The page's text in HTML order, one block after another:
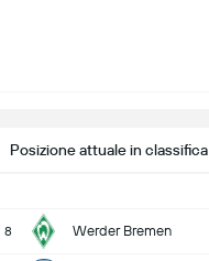
Posizione attuale in classifica
8 Werder Bremen